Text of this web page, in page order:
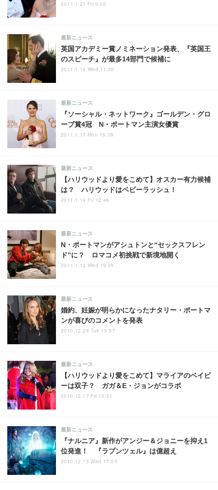
2011.1.21 Fri 0:00
英国アカデミー賞ノミネーション発表、『英国王
のスピーチ』が最多14部門で候補に
最新ニュース
2011.1.19 Wed 11:20
『ソーシャル・ネットワーク』ゴールデン・グロ
ーブ賞4冠 N・ポートマン主演女優賞
最新ニュース
2011.1.17 Mon 16:28
【ハリウッドより愛をこめて】オスカー有力候補
は？ ハリウッドはベビーラッシュ！
最新ニュース
2011.1.14 Fri 12:48
N・ポートマンがアシュトンと“セックスフレン
ド”に？ ロマコメ初挑戦で新境地開く
最新ニュース
2011.1.12 Wed 19:05
婚約、妊娠が明らかになったナタリー・ポートマ
ンが喜びのコメントを発表
最新ニュース
2010.12.28 Tue 15:57
【ハリウッドより愛をこめて】マライアのベイビ
ーは双子？ ガガ＆E・ジョンがコラボ
最新ニュース
2010.12.17 Fri 13:31
『ナルニア』新作がアンジー＆ジョニーを抑え1
位発進！ 『ラプンツェル』は億超え
最新ニュース
2010.12.15 Wed 17:23